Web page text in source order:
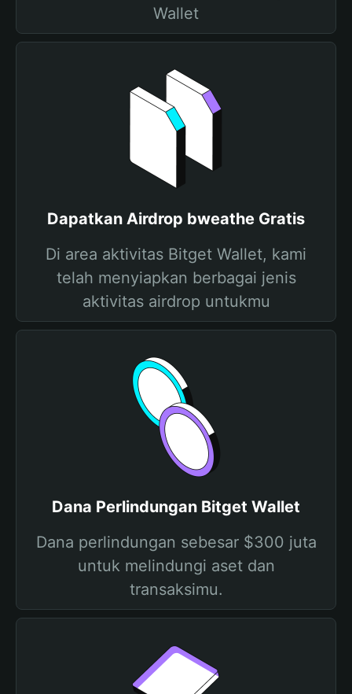
Wallet
Dapatkan Airdrop bweathe Gratis
Di area aktivitas Bitget Wallet, kami
telah menyiapkan berbagai jenis
aktivitas airdrop untukmu
Dana Perlindungan Bitget Wallet
Dana perlindungan sebesar $300 juta
untuk melindungi aset dan
transaksimu.